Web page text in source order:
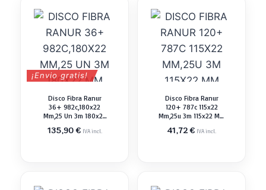
¡Envio gratis!
Disco Fibra Ranur
36+ 982c,180x22
Mm,25 Un 3m 180x22
135,90€ IVA incl.
Disco Fibra Ranur
120+ 787c 115x22
Mm,25u 3m 115x22 Mm
41,72€ IVA incl.